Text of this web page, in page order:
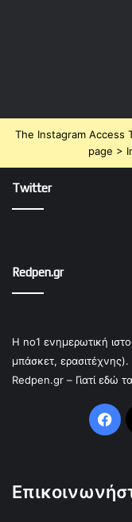
The Instagram Access
page >
Twitter
Redpen.gr
Η no1 ενημερωτική
μπάσκετ, ερασιτέχνης).
Redpen.gr – Γιατί εδώ